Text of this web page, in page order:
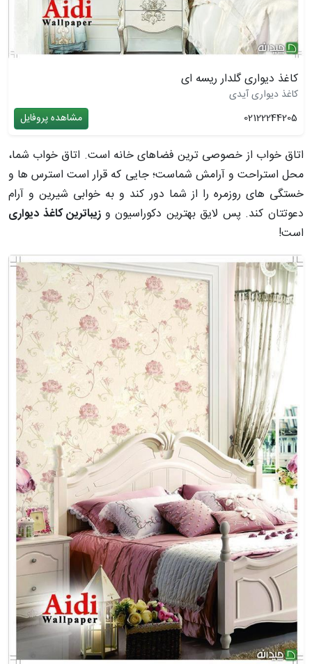
کاغذ دیواری گلدار ریسه ای
کاغذ دیواری آیدی
02122244205
مشاهده پروفایل
اتاق خواب از خصوصی ترین فضاهای خانه است. اتاق خواب شما،
محل استراحت و آرامش شماست؛ جایی که قرار است استرس ها و
خستگی های روزمره را از شما دور کند و به خوابی شیرین و آرام
دعوتتان کند. پس لایق بهترین دکوراسیون و زیباترین کاغذ دیواری
است!